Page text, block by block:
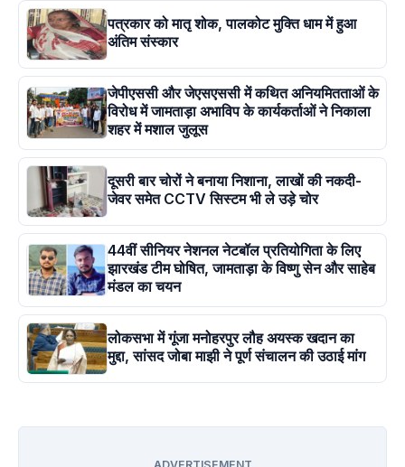
पत्रकार को मातृ शोक, पालकोट मुक्ति धाम में हुआ
अंतिम संस्कार
जेपीएससी और जेएसएससी में कथित अनियमितताओं के
विरोध में जामताड़ा अभाविप के कार्यकर्ताओं ने निकाला
शहर में मशाल जुलूस
दूसरी बार चोरों ने बनाया निशाना, लाखों की नकदी-
जेवर समेत CCTV सिस्टम भी ले उड़े चोर
44वीं सीनियर नेशनल नेटबॉल प्रतियोगिता के लिए
झारखंड टीम घोषित, जामताड़ा के विष्णु सेन और साहेब
मंडल का चयन
लोकसभा में गूंजा मनोहरपुर लौह अयस्क खदान का
मुद्दा, सांसद जोबा माझी ने पूर्ण संचालन की उठाई मांग